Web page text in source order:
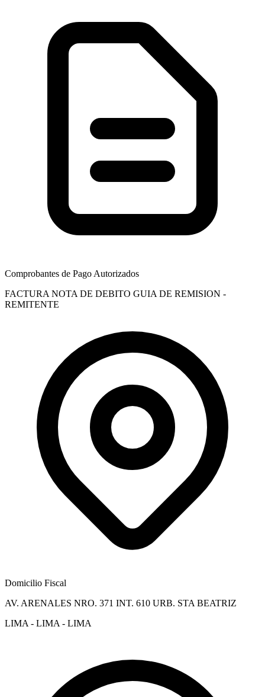
Comprobantes de Pago Autorizados
FACTURA NOTA DE DEBITO GUIA DE REMISION -
REMITENTE
Domicilio Fiscal
AV. ARENALES NRO. 371 INT. 610 URB. STA BEATRIZ
LIMA - LIMA - LIMA